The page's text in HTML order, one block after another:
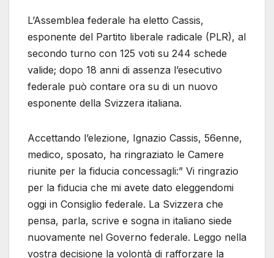
L’Assemblea federale ha eletto Cassis,
esponente del Partito liberale radicale (PLR), al
secondo turno con 125 voti su 244 schede
valide; dopo 18 anni di assenza l’esecutivo
federale può contare ora su di un nuovo
esponente della Svizzera italiana.
Accettando l’elezione, Ignazio Cassis, 56enne,
medico, sposato, ha ringraziato le Camere
riunite per la fiducia concessagli:” Vi ringrazio
per la fiducia che mi avete dato eleggendomi
oggi in Consiglio federale. La Svizzera che
pensa, parla, scrive e sogna in italiano siede
nuovamente nel Governo federale. Leggo nella
vostra decisione la volontà di rafforzare la